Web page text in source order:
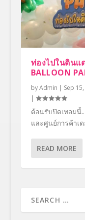
ท่องไปในดินแ
BALLOON
byAdmin | Sep
|
ต้อนรับปิดเทอมนี้
และศูนย์การค้าเ
READ MORE